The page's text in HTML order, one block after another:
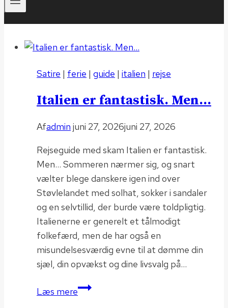
Satire | ferie | guide | italien | rejse
Italien er fantastisk. Men…
Afadmin juni 27, 2026juni 27, 2026
Rejseguide med skam Italien er fantastisk.
Men… Sommeren nærmer sig, og snart
vælter blege danskere igen ind over
Støvlelandet med solhat, sokker i sandaler
og en selvtillid, der burde være toldpligtig.
Italienerne er generelt et tålmodigt
folkefærd, men de har også en
misundelsesværdig evne til at dømme din
sjæl, din opvækst og dine livsvalg på…
Læs mereItalien